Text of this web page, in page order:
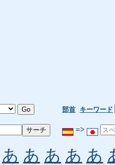
部首 キーワード
=>
あ あ あ あ あ